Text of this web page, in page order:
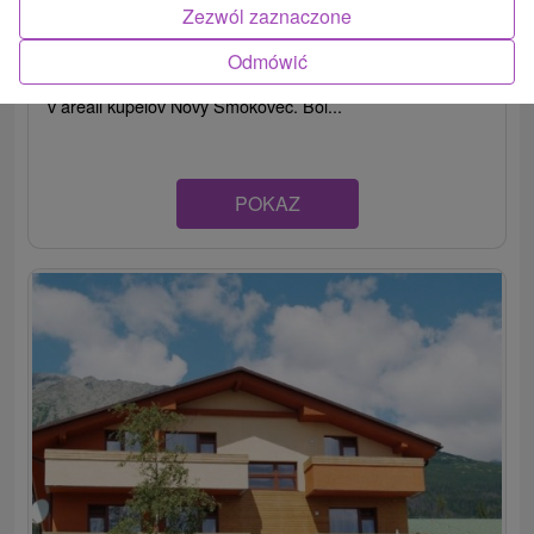
Hotel Palace GRAND 2 **** je moderný
novopostavený dvojposchodový hotel, ktorý sa nachádza
v areáli kúpeľov Nový Smokovec. Bol...
POKAZ
Odmówić
Zezwól zaznaczone